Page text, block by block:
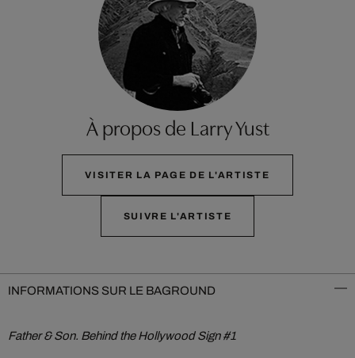
À propos de Larry Yust
VISITER LA PAGE DE L'ARTISTE
SUIVRE L'ARTISTE
INFORMATIONS SUR LE BAGROUND
Father & Son. Behind the Hollywood Sign #1